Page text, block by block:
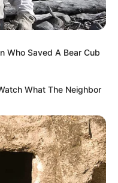
mi is a munka
Hanem az
his speech as
But in the
away without even
But thanks
since. And
Who Saved A Bear Cub
What The Neighbor